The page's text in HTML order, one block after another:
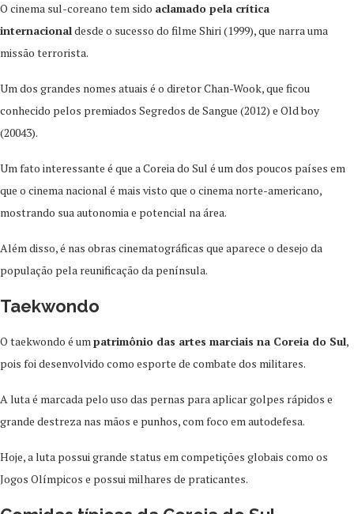
O cinema sul-coreano tem sido aclamado pela crítica
internacionaldesde o sucesso do filme Shiri (1999), que narra uma
missão terrorista.
Um dos grandes nomes atuais é o diretor Chan-Wook, que ficou
conhecido pelos premiados Segredos de Sangue (2012) e Old boy
(20043).
Um fato interessante é que a Coreia do Sul é um dos poucos países em
que o cinema nacional é mais visto que o cinema norte-americano,
mostrando sua autonomia e potencial na área.
Além disso, é nas obras cinematográficas que aparece o desejo da
população pela reunificação da península.
Taekwondo
O taekwondo é umpatrimônio das artes marciais na Coreia do Sul,
pois foi desenvolvido como esporte de combate dos militares.
A luta é marcada pelo uso das pernas para aplicar golpes rápidos e
grande destreza nas mãos e punhos, com foco em autodefesa.
Hoje, a luta possui grande status em competições globais como os
Jogos Olímpicos e possui milhares de praticantes.